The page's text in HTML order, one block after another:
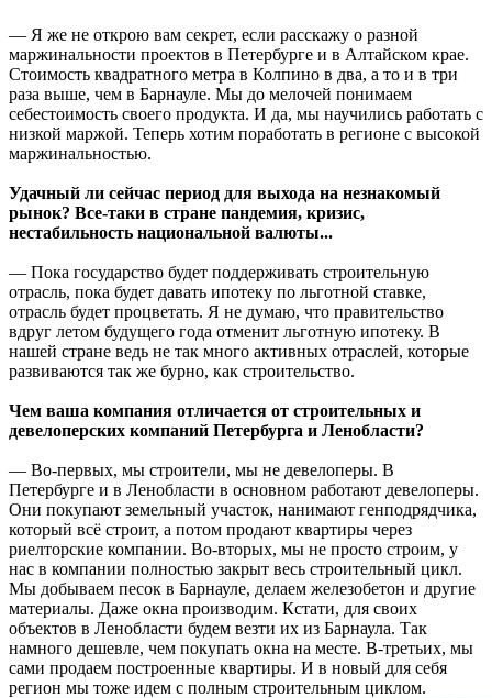
— Я же не открою вам секрет, если расскажу о разной
маржинальности проектов в Петербурге и в Алтайском крае.
Стоимость квадратного метра в Колпино в два, а то и в три
раза выше, чем в Барнауле. Мы до мелочей понимаем
себестоимость своего продукта. И да, мы научились работать с
низкой маржой. Теперь хотим поработать в регионе с высокой
маржинальностью.
Удачный ли сейчас период для выхода на незнакомый
рынок? Все-таки в стране пандемия, кризис,
нестабильность национальной валюты...
— Пока государство будет поддерживать строительную
отрасль, пока будет давать ипотеку по льготной ставке,
отрасль будет процветать. Я не думаю, что правительство
вдруг летом будущего года отменит льготную ипотеку. В
нашей стране ведь не так много активных отраслей, которые
развиваются так же бурно, как строительство.
Чем ваша компания отличается от строительных и
девелоперских компаний Петербурга и Ленобласти?
— Во-первых, мы строители, мы не девелоперы. В
Петербурге и в Ленобласти в основном работают девелоперы.
Они покупают земельный участок, нанимают генподрядчика,
который всё строит, а потом продают квартиры через
риелторские компании. Во-вторых, мы не просто строим, у
нас в компании полностью закрыт весь строительный цикл.
Мы добываем песок в Барнауле, делаем железобетон и другие
материалы. Даже окна производим. Кстати, для своих
объектов в Ленобласти будем везти их из Барнаула. Так
намного дешевле, чем покупать окна на месте. В-третьих, мы
сами продаем построенные квартиры. И в новый для себя
регион мы тоже идем с полным строительным циклом.